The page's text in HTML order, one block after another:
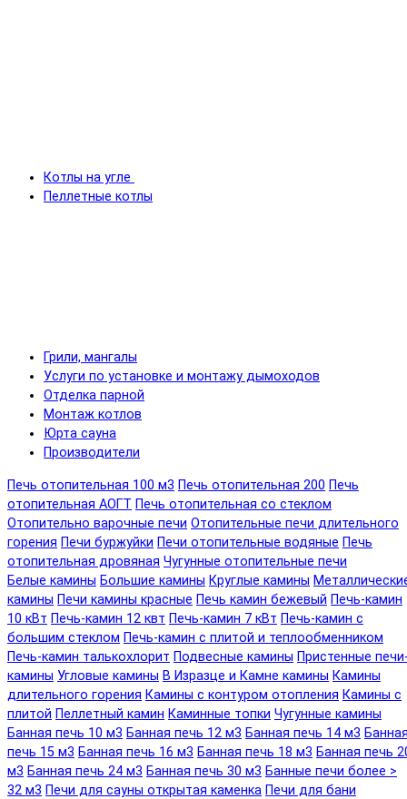
Котлы на угле
Пеллетные котлы
Грили, мангалы
Услуги по установке и монтажу дымоходов
Отделка парной
Монтаж котлов
Юрта сауна
Производители
Печь отопительная 100 м3 Печь отопительная 200 Печь
отопительная АОГТ Печь отопительная со стеклом
Отопительно варочные печи Отопительные печи длительного
горения Печи буржуйки Печи отопительные водяные Печь
отопительная дровяная Чугунные отопительные печи
Белые камины Большие камины Круглые камины
камины Печи камины красные Печь камин бежевый Печь-камин
10 кВт Печь-камин 12 квт Печь-камин 7 кВт Печь-камин с
большим стеклом Печь-камин с плитой и теплообменником
Печь-камин талькохлорит Подвесные камины Пристенные
камины Угловые камины В Изразце и Камне камины Камины
длительного горения Камины с контуром отопления Камины с
плитой Пеллетный камин Каминные топки Чугунные камины
Банная печь 10 м3 Банная печь 12 м3 Банная печь 14 м3
печь 15 м3 Банная печь 16 м3 Банная печь 18 м3 Банная печь
м3 Банная печь 24 м3 Банная печь 30 м3 Банные печи более >
32 м3 Печи для сауны открытая каменка Печи для бани